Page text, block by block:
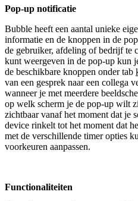
Pop-up notificatie
Bubble heeft een aantal unieke
informatie en de knoppen in de
de gebruiker, afdeling of bedrijf te
kunt weergeven in de pop-up kun
de beschikbare knoppen onder tab
van een gesprek naar een collega
wanneer je met meerdere
op welk scherm je de pop-up wilt
zichtbaar vanaf het moment dat je
device rinkelt tot het moment dat
met de verschillende timer opties
voorkeuren aanpassen.
Functionaliteiten